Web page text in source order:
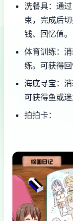
洗餐具：通
束，完成后
钱、回忆值。
体育训练：
练。可获得回
海底寻宝：
可获得鱼或迷
拍拍卡：